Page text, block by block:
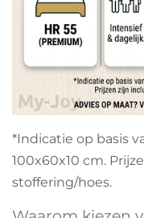
​*Indicatie op basis
100x60x10 cm.
stoffering/hoes.